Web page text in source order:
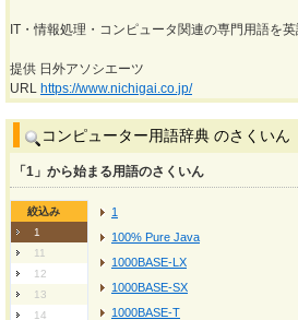
IT・情報処理・コンピュータ関連の専門用語を
提供 日外アソシエーツ
URL https://www.nichigai.co.jp/
コンピューター用語辞典 のさくいん
「1」から始まる用語のさくいん
絞込み
1
11
12
13
14
1
100% Pure Java
1000BASE-LX
1000BASE-SX
1000BASE-T